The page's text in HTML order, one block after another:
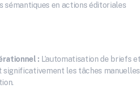
sémantiques en actions éditoriales
: L’automatisation de briefs
significativement les tâches manuelles